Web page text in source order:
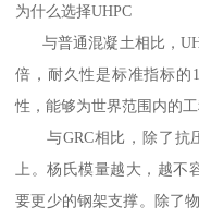
为什么选择UHPC
与普通混凝土相比，
倍，耐久性是标准指标的
性，能够为世界范围内的
与GRC相比，除了抗
上。杨氏模量越大，越
要更少的钢架支撑。除了